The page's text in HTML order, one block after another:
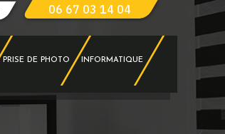
06 67 03 14 04
PRISE DE PHOTO INFORMATIQUE